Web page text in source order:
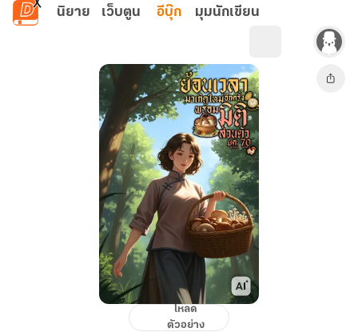
ข้ามไปยังเนื้อหาหลัก
นิยาย เว็บตูน อีบุ๊ก มุมนักเขียน
โหลด
ตัวอย่าง